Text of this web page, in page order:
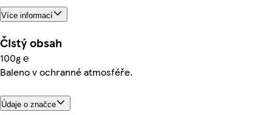
Více informací
Čistý obsah
100g ℮
Baleno v ochranné atmosféře.
Údaje o značce